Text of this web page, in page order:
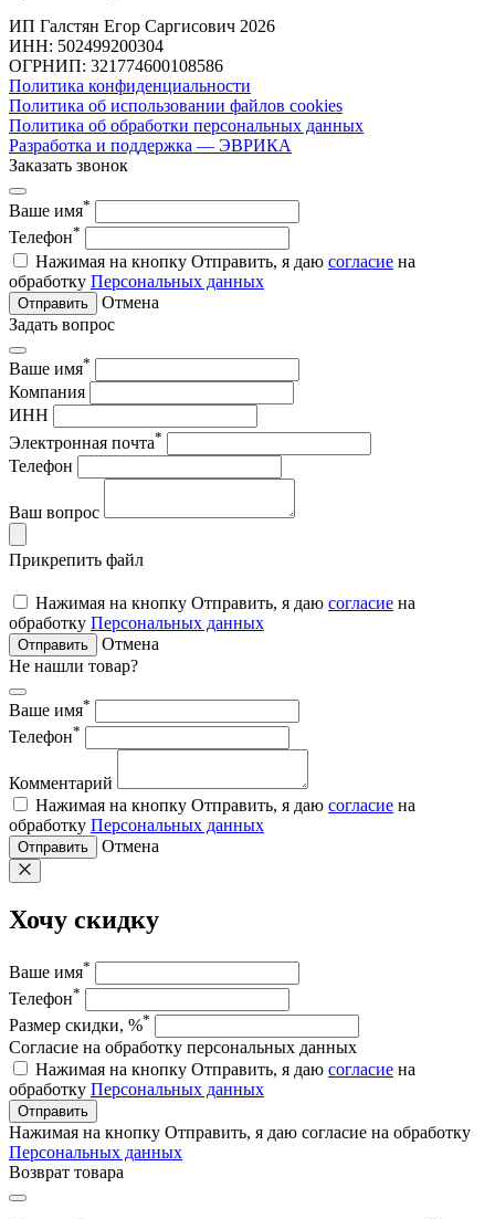
ИП Галстян Егор Саргисович 2026
ИНН: 502499200304
ОГРНИП: 321774600108586
Политика конфиденциальности
Политика об использовании файлов cookies
Политика об обработки персональных данных
Разработка и поддержка — ЭВРИКА
Заказать звонок
Ваше имя*
Телефон*
Нажимая на кнопку Отправить, я даю согласие на
обработку Персональных данных
Отправить
Отмена
Задать вопрос
Ваше имя*
Компания
ИНН
Электронная почта*
Телефон
Ваш вопрос
Прикрепить файл
Нажимая на кнопку Отправить, я даю согласие на
обработку Персональных данных
Отправить
Отмена
Не нашли товар?
Ваше имя*
Телефон*
Комментарий
Нажимая на кнопку Отправить, я даю согласие на
обработку Персональных данных
Отправить Отмена
Хочу скидку
Ваше имя*
Телефон*
Размер скидки, %*
Согласие на обработку персональных данных
Нажимая на кнопку Отправить, я даю согласие на
обработку Персональных данных
Отправить
Нажимая на кнопку Отправить, я даю согласие на обработку
Персональных данных
Возврат товара